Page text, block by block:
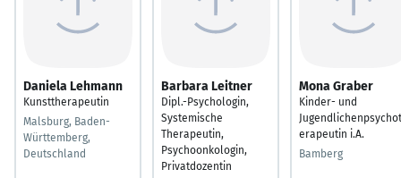
Daniela Lehmann
Kunsttherapeutin
Malsburg, Baden-
Württemberg,
Deutschland
Barbara Leitner
Dipl.-Psychologin,
Systemische
Therapeutin,
Psychoonkologin,
Privatdozentin
Mona Graber
Kinder- und
erapeutin i.A.
Bamberg